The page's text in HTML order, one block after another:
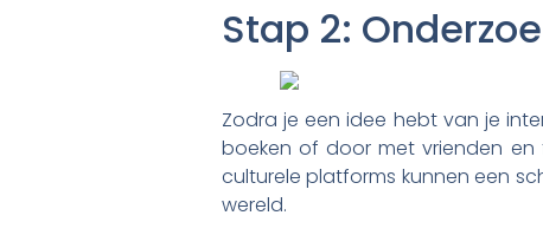
Stap 2:
Zodra je een idee hebt van je
boeken of door met vrienden en
culturele platforms kunnen een
wereld.